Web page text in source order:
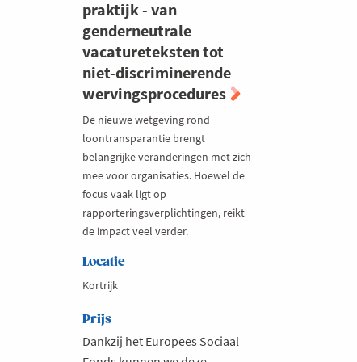
praktijk - van
genderneutrale
vacatureteksten tot
niet-discriminerende
wervingsprocedures
De nieuwe wetgeving rond
loontransparantie brengt
belangrijke veranderingen met zich
mee voor organisaties. Hoewel de
focus vaak ligt op
rapporteringsverplichtingen, reikt
de impact veel verder.
Locatie
Kortrijk
Prijs
Dankzij het Europees Sociaal